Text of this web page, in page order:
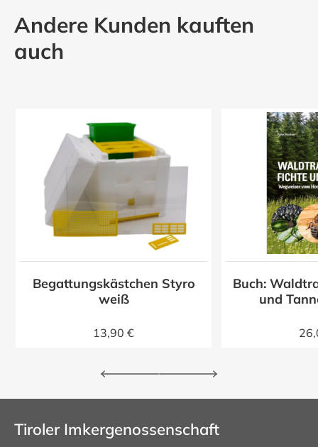
Andere Kunden kauften
auch
Begattungskästchen Styro
weiß
13,90 €
Buch:
und
Tiroler Imkergenossenschaft